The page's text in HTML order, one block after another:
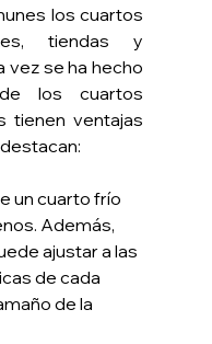
los cuartos
tiendas y
vez se ha hecho
los cuartos
tienen ventajas
un cuarto frío
Además,
ajustar a las
de cada
de la